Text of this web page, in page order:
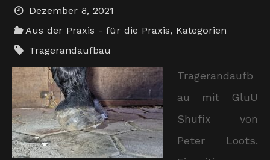
Dezember 8, 2021
Aus der Praxis - für die Praxis, Kategorien
Tragerandaufbau
Tragerandaufb
au mit GluU
Shufix von
Peter Loots.